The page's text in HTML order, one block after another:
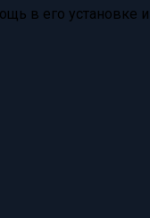
в его установке